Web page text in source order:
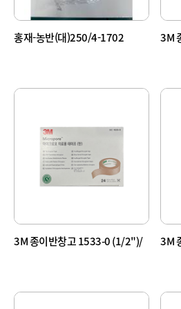
홍재-농반(대)250/4-1702
3M
3M 종이반창고 1533-0 (1/2")/
3M